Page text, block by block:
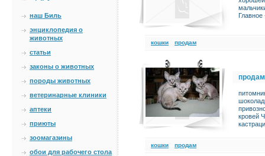
наш Биль
энциклопедия о
животных
статьи
законы о животных
породы животных
ветеринарные клиники
аптеки
приюты
зоомагазины
обои для рабочего стола
кошки продам
продам
кровей
кошки продам